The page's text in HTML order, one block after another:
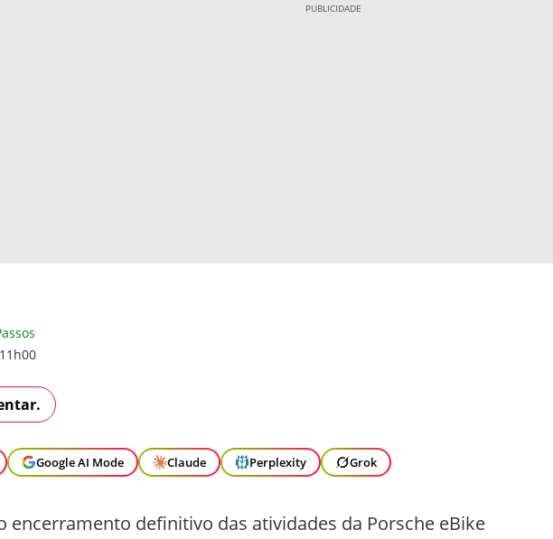
Google AI Mode Claude Perplexity Grok
encerramento definitivo das atividades da Porsche eBike